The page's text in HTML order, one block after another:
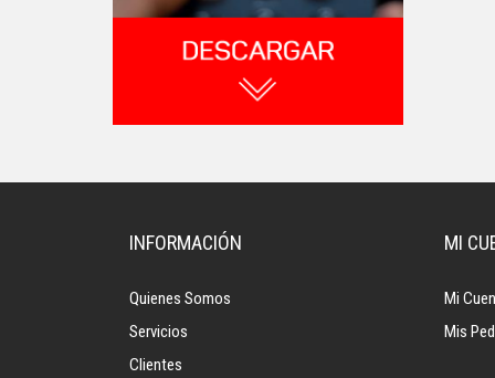
INFORMACIÓN
Quienes Somos
Servicios
Clientes
MI
Mi
Mis